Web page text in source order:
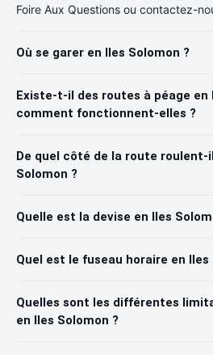
Foire Aux Questions ou contactez-
Où se garer en Iles Solomon ?
Existe-t-il des routes à péage en
comment fonctionnent-elles ?
De quel côté de la route roulent-
Solomon ?
Quelle est la devise en Iles
Quel est le fuseau horaire en Iles
Quelles sont les différentes
en Iles Solomon ?